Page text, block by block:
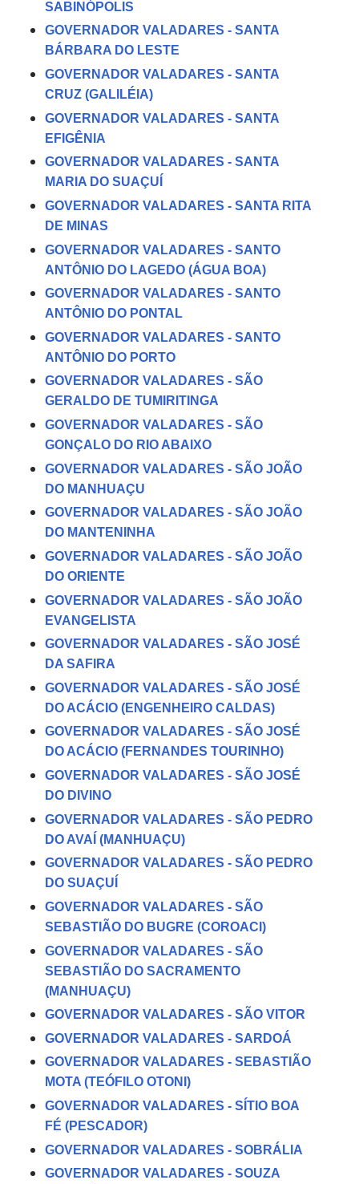
SABINÓPOLIS
GOVERNADOR VALADARES - SANTA
BÁRBARA DO LESTE
GOVERNADOR VALADARES - SANTA
CRUZ (GALILÉIA)
GOVERNADOR VALADARES - SANTA
EFIGÊNIA
GOVERNADOR VALADARES - SANTA
MARIA DO SUAÇUÍ
GOVERNADOR VALADARES - SANTA RITA
DE MINAS
GOVERNADOR VALADARES - SANTO
ANTÔNIO DO LAGEDO (ÁGUA BOA)
GOVERNADOR VALADARES - SANTO
ANTÔNIO DO PONTAL
GOVERNADOR VALADARES - SANTO
ANTÔNIO DO PORTO
GOVERNADOR VALADARES - SÃO
GERALDO DE TUMIRITINGA
GOVERNADOR VALADARES - SÃO
GONÇALO DO RIO ABAIXO
GOVERNADOR VALADARES - SÃO JOÃO
DO MANHUAÇU
GOVERNADOR VALADARES - SÃO JOÃO
DO MANTENINHA
GOVERNADOR VALADARES - SÃO JOÃO
DO ORIENTE
GOVERNADOR VALADARES - SÃO JOÃO
EVANGELISTA
GOVERNADOR VALADARES - SÃO JOSÉ
DA SAFIRA
GOVERNADOR VALADARES - SÃO JOSÉ
DO ACÁCIO (ENGENHEIRO CALDAS)
GOVERNADOR VALADARES - SÃO JOSÉ
DO ACÁCIO (FERNANDES TOURINHO)
GOVERNADOR VALADARES - SÃO JOSÉ
DO DIVINO
GOVERNADOR VALADARES - SÃO PEDRO
DO AVAÍ (MANHUAÇU)
GOVERNADOR VALADARES - SÃO PEDRO
DO SUAÇUÍ
GOVERNADOR VALADARES - SÃO
SEBASTIÃO DO BUGRE (COROACI)
GOVERNADOR VALADARES - SÃO
SEBASTIÃO DO SACRAMENTO
(MANHUAÇU)
GOVERNADOR VALADARES - SÃO VITOR
GOVERNADOR VALADARES - SARDOÁ
GOVERNADOR VALADARES - SEBASTIÃO
MOTA (TEÓFILO OTONI)
GOVERNADOR VALADARES - SÍTIO BOA
FÉ (PESCADOR)
GOVERNADOR VALADARES - SOBRÁLIA
GOVERNADOR VALADARES - SOUZA